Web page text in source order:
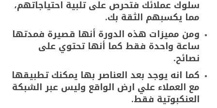
سلوك عملائك فتحرص على تلبية احتياجاتهم،
مما يكسبهم الثقة بك.
ومن مميزات هذه الدورة أنها قصيرة فمدتها
ساعة واحدة فقط كما أنها تحتوي على
نصائح.
كما انه يوجد بعد العناصر بها يمكنك تطبيقها
مع العملاء علي ارض الواقع وليس عبر الشبكة
العنكبوتية فقط.